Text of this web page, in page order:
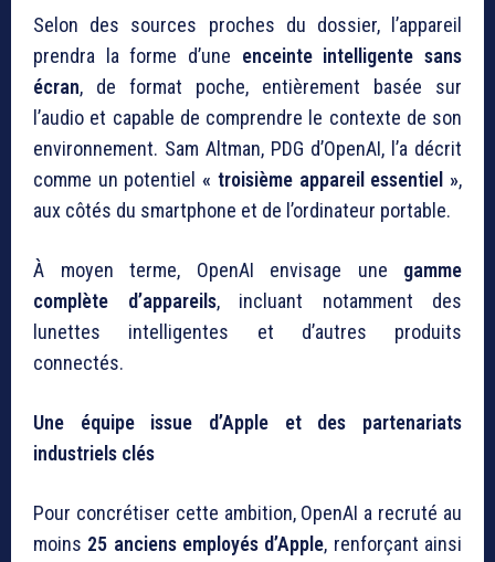
Selon des sources proches du dossier, l’appareil
prendra la forme d’une enceinte intelligente sans
écran, de format poche, entièrement basée sur
l’audio et capable de comprendre le contexte de son
environnement. Sam Altman, PDG d’OpenAI, l’a décrit
comme un potentiel« troisième appareil essentiel »,
aux côtés du smartphone et de l’ordinateur portable.
À moyen terme, OpenAI envisage une gamme
complète d’appareils, incluant notamment des
lunettes intelligentes et d’autres produits
connectés.
Une équipe issue d’Apple et des partenariats
industriels clés
Pour concrétiser cette ambition, OpenAI a recruté au
moins 25 anciens employés d’Apple, renforçant ainsi